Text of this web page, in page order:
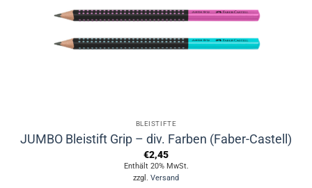
BLEISTIFTE
JUMBO Bleistift Grip – div. Farben (Faber-Castell)
€2,45
Enthält 20% MwSt.
zzgl. Versand